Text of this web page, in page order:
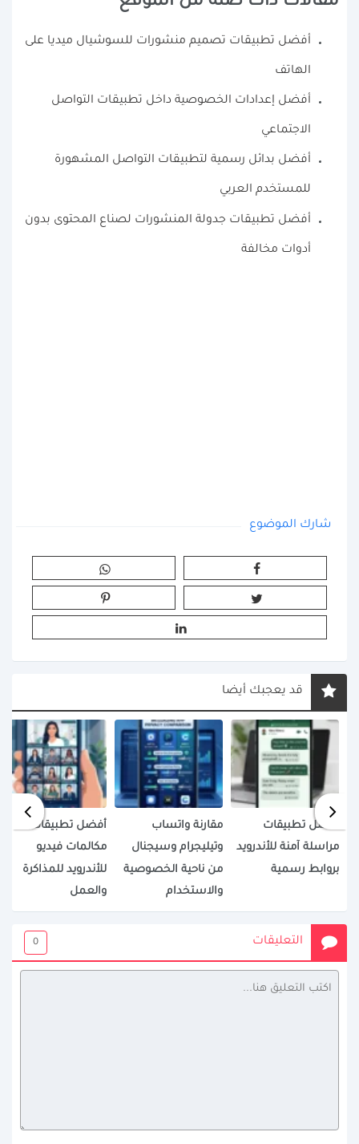
أفضل تطبيقات تصميم منشورات للسوشيال ميديا على
الهاتف
أفضل إعدادات الخصوصية داخل تطبيقات التواصل
الاجتماعي
أفضل بدائل رسمية لتطبيقات التواصل المشهورة
للمستخدم العربي
أفضل تطبيقات جدولة المنشورات لصناع المحتوى بدون
أدوات مخالفة
شارك الموضوع
قد يعجبك أيضا
أفضل تطبيقات
مراسلة آمنة للأندرويد
بروابط رسمية
مقارنة واتساب
وتيليجرام وسيجنال
من ناحية الخصوصية
والاستخدام
أفضل تطبيقات
مكالمات فيديو
للأندرويد للمذاكرة
والعمل
التعليقات 0